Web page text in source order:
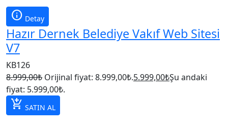
info Detay
Hazır Dernek Belediye Vakıf Web Sitesi
V7
KB126
8.999,00₺ Orijinal fiyat: 8.999,00₺.5.999,00₺Şu andaki
fiyat: 5.999,00₺.
add_shopping_cart SATIN AL